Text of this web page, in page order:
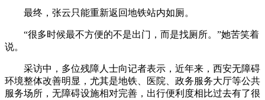
最终，张云只能重新返回地铁站内如厕。
“很多时候最不方便的不是出门，而是找厕所。”她苦笑着
说。
采访中，多位残障人士向记者表示，近年来，西安无障碍
环境整体改善明显，尤其是地铁、医院、政务服务大厅等公共
服务场所，无障碍设施相对完善，出行便利度相比过去有了很